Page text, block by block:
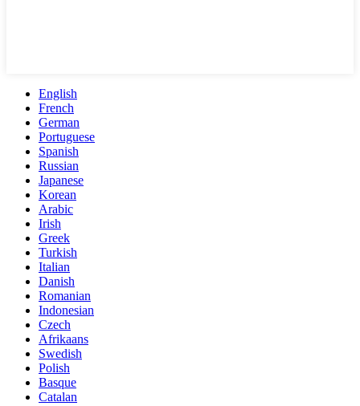
English
French
German
Portuguese
Spanish
Russian
Japanese
Korean
Arabic
Irish
Greek
Turkish
Italian
Danish
Romanian
Indonesian
Czech
Afrikaans
Swedish
Polish
Basque
Catalan